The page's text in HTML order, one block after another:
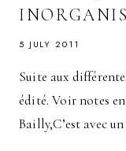
5 JULY 2011
Suite aux
édité. Voir notes
Bailly,C’est avec